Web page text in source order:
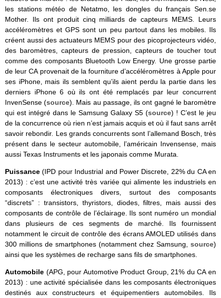
les stations météo de Netatmo, les dongles du français Sen.se
Mother. Ils ont produit cinq milliards de capteurs MEMS. Leurs
accéléromètres et GPS sont un peu partout dans les mobiles. Ils
créent aussi des actuateurs MEMS pour des picoprojecteurs vidéo,
des baromètres, capteurs de pression, capteurs de toucher tout
comme des composants Bluetooth Low Energy. Une grosse partie
de leur CA provenait de la fourniture d’accéléromètres à Apple pour
ses iPhone, mais ils semblent qu’ils aient perdu la partie dans les
derniers iPhone 6 où ils ont été remplacés par leur concurrent
InvenSense (source). Mais au passage, ils ont gagné le baromètre
qui est intégré dans le Samsung Galaxy S5 (source) ! C’est le jeu
de la concurrence où rien n’est jamais acquis et où il faut sans arrêt
savoir rebondir. Les grands concurrents sont l’allemand Bosch, très
présent dans le secteur automobile, l’américain Invensense, mais
aussi Texas Instruments et les japonais comme Murata.
Puissance(IPD pour Industrial and Power Discrete, 22% du CA en
2013) : c’est une activité très variée qui alimente les industriels en
composants électroniques divers, surtout des composants
“discrets” : transistors, thyristors, diodes, filtres, mais aussi des
composants de contrôle de l’éclairage. Ils sont numéro un mondial
dans plusieurs de ces segments de marché. Ils fournissent
notamment le circuit de contrôle des écrans AMOLED utilisés dans
300 millions de smartphones (notamment chez Samsung, source)
ainsi que les systèmes de recharge sans fils de smartphones.
Automobile (APG, pour Automotive Product Group, 21% du CA en
2013) : une activité spécialisée dans les composants électroniques
destinés aux constructeurs et équipementiers automobiles. Ils